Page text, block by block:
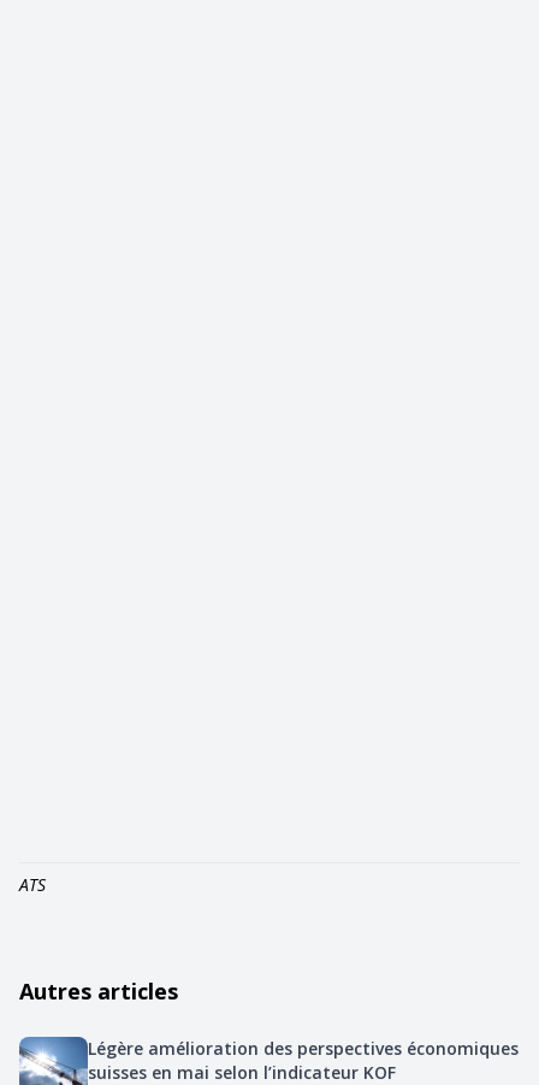
ATS
Autres articles
Légère amélioration des perspectives économiques
suisses en mai selon l’indicateur KOF